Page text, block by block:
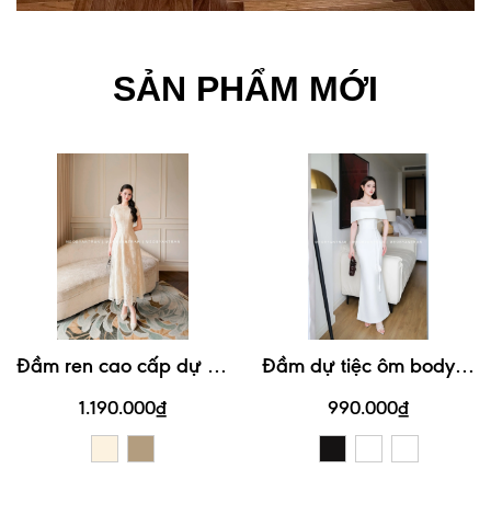
SẢN PHẨM MỚI
Đ
ầm ren cao cấp dự tiệc thiết kế tay con kín đáo thanh lịch #3201
1.190.000₫
Đ
ầm dự tiệc ôm body trễ vai phong cách đơn giản, thanh lịch #3120
990.000₫